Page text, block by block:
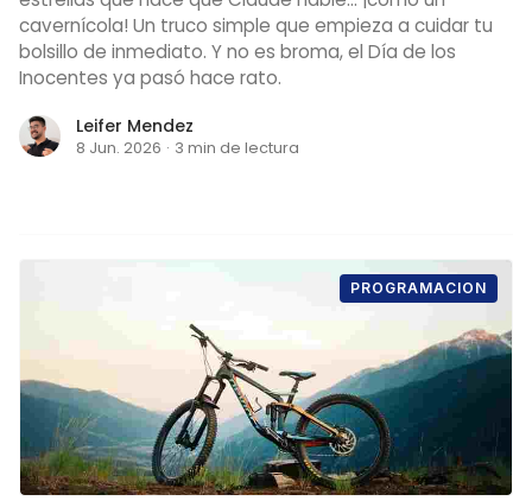
cavernícola! Un truco simple que empieza a cuidar tu
bolsillo de inmediato. Y no es broma, el Día de los
Inocentes ya pasó hace rato.
Leifer Mendez
8 Jun. 2026 · 3 min de lectura
PROGRAMACION